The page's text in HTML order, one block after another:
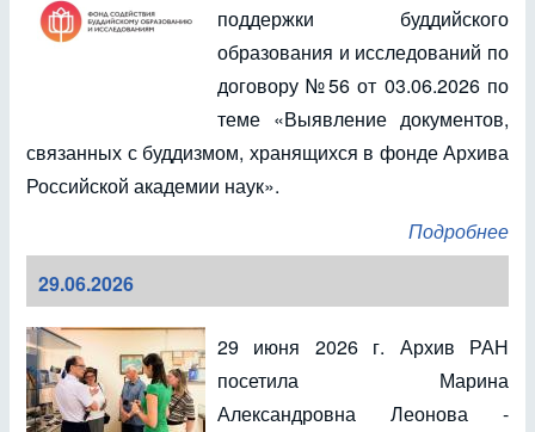
поддержки буддийского
образования и исследований по
договору №56 от 03.06.2026 по
теме «Выявление документов,
связанных с буддизмом, хранящихся в фонде Архива
Российской академии наук».
Подробнее
29.06.2026
29 июня 2026 г. Архив РАН
посетила Марина
Александровна Леонова -